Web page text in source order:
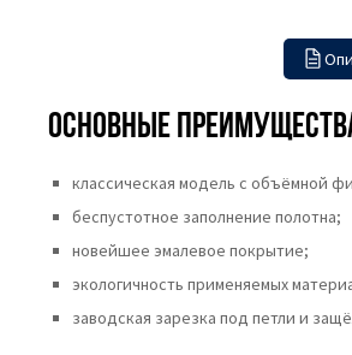
Основные
классическая модель с объёмной
беспустотное заполнение полотна;
новейшее эмалевое покрытие;
экологичность применяемых
заводская зарезка под петли и